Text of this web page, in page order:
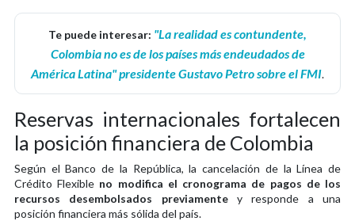
Te puede interesar: "La realidad es contundente,
Colombia no es de los países más endeudados de
América Latina" presidente Gustavo Petro sobre el FMI.
Reservas internacionales fortalecen
la posición financiera de Colombia
Según el Banco de la República, la cancelación de la Línea de
Crédito Flexible no modifica el cronograma de pagos de los
recursos desembolsados previamentey responde a una
posición financiera más sólida del país.